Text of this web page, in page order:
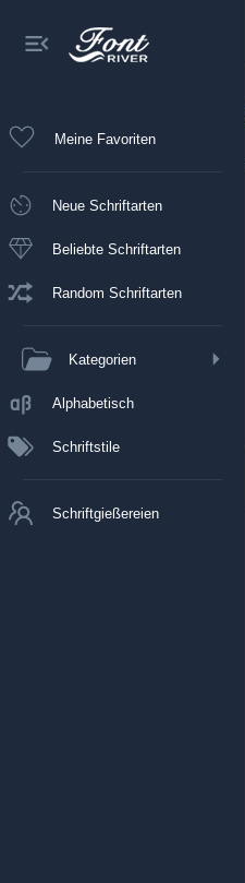
Meine Favoriten
Neue Schriftarten
Beliebte Schriftarten
Random Schriftarten
Kategorien
Alphabetisch
Schriftstile
Schriftgießereien